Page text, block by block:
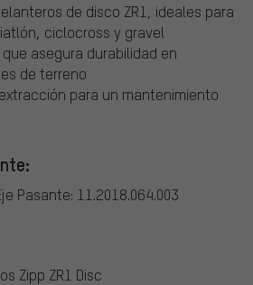
de disco ZR1, ideales para
ciclocross y gravel
asegura durabilidad en
de terreno
para un mantenimiento
Pasante: 11.2018.064.003
Zipp ZR1 Disc